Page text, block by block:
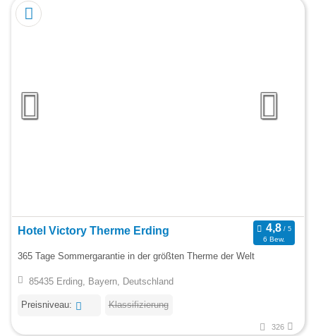
Hotel Victory Therme Erding
6 Bew.
365 Tage Sommergarantie in der größten Therme der Welt
85435 Erding, Bayern, Deutschland
Preisniveau: Klassifizierung
326